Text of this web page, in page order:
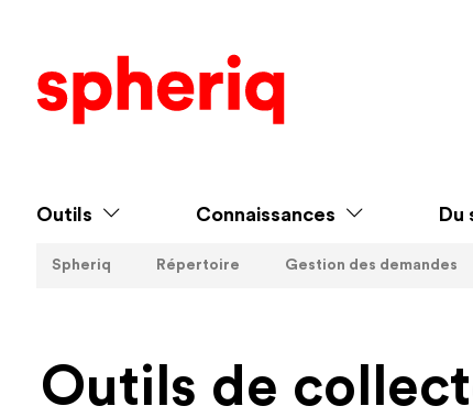
Outils
Spheriq Répertoire Gestion des demandes
Connaissances Du
Outils de